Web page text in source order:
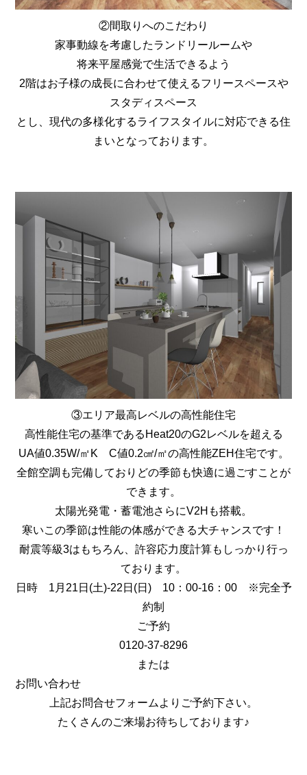
②間取りへのこだわり
家事動線を考慮したランドリールームや
将来平屋感覚で生活できるよう
2階はお子様の成長に合わせて使えるフリースペースや
スタディスペース
とし、現代の多様化するライフスタイルに対応できる住
まいとなっております。
③エリア最高レベルの高性能住宅
高性能住宅の基準であるHeat20のG2レベルを超える
UA値0.35W/㎡K C値0.2㎠/㎡の高性能ZEH住宅です。
全館空調も完備しておりどの季節も快適に過ごすことが
できます。
太陽光発電・蓄電池さらにV2Hも搭載。
寒いこの季節は性能の体感ができる大チャンスです！
耐震等級3はもちろん、許容応力度計算もしっかり行っ
ております。
日時 1月21日(土)-22日(日) 10：00-16：00 ※完全予
約制
ご予約
0120-37-8296
または
お問い合わせ
上記お問合せフォームよりご予約下さい。
たくさんのご来場お待ちしております♪